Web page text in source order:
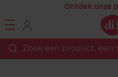
Ontdek onze
Zoek een product, een